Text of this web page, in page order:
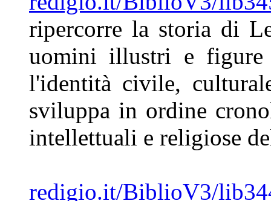
ripercorre la storia di
uomini illustri e
l'identità civile,
sviluppa in ordine
intellettuali e religiose
redigio.it/BiblioV3/